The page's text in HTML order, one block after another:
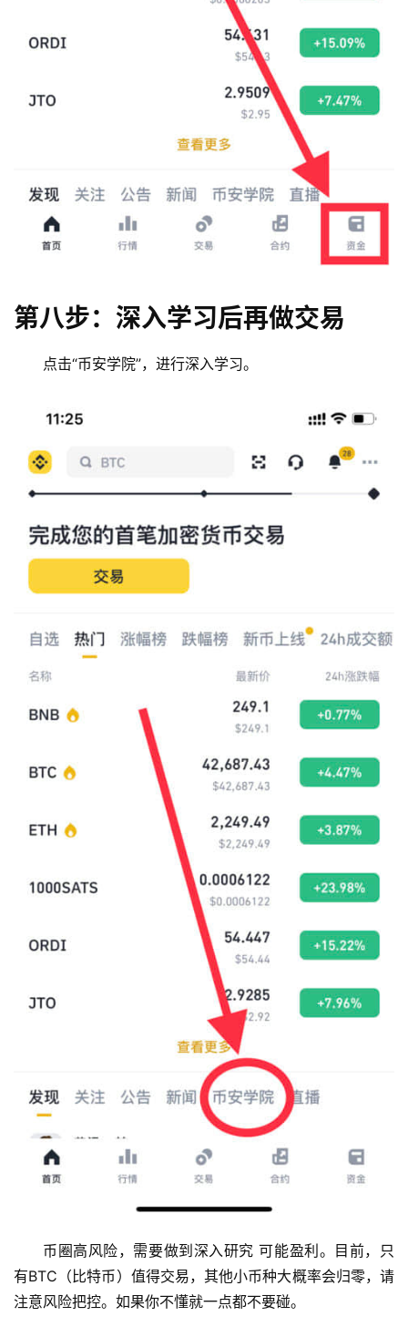
第八步：深入学习后再做交易
点击“币安学院”，进行深入学习。
币圈高风险，需要做到深入研究 可能盈利。目前，只
有BTC（比特币）值得交易，其他小币种大概率会归零，请
注意风险把控。如果你不懂就一点都不要碰。